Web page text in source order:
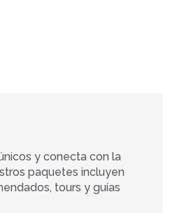
y conecta con la
paquetes incluyen
tours y guías